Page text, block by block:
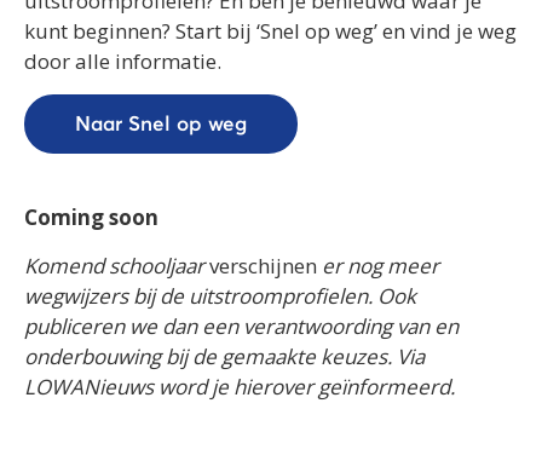
kunt beginnen? Start bij ‘Snel op weg’ en vind je weg
door alle informatie.
Naar Snel op weg
Coming soon
Komend schooljaarverschijnen er nog meer
wegwijzers bij de uitstroomprofielen. Ook
publiceren we dan een verantwoording van en
onderbouwing bij de gemaakte keuzes. Via
LOWANieuws word je hierover geïnformeerd.